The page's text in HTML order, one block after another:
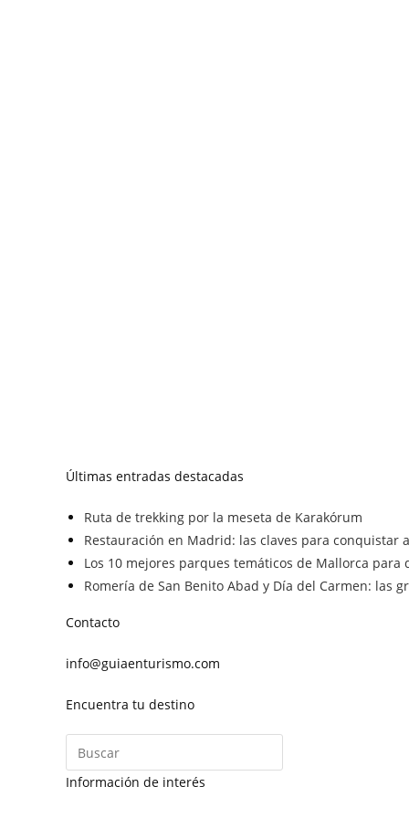
Últimas entradas destacadas
Ruta de trekking por la meseta de Karakórum
Restauración en Madrid: las claves para conquistar
Los 10 mejores parques temáticos de Mallorca
Romería de San Benito Abad y Día del Carmen: las
Contacto
info@guiaenturismo.com
Encuentra tu destino
Información de interés